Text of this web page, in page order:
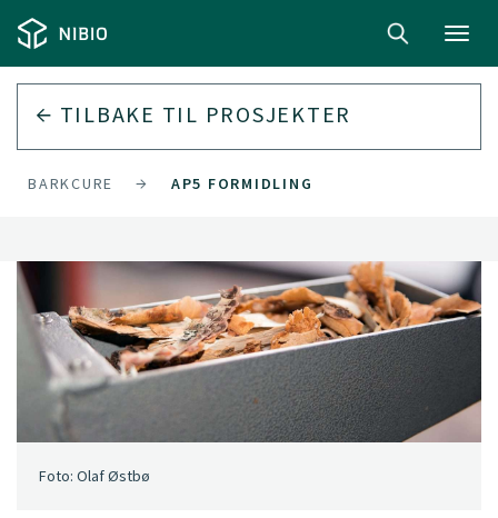
TILBAKE TIL PROSJEKTER
BARKCURE AP5 FORMIDLING
Foto: Olaf Østbø